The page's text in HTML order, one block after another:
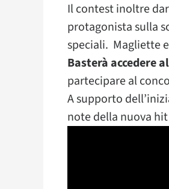
Il contest inoltre
protagonista sulla
speciali. Magliette
Basterà accedere
partecipare al
A supporto
note della nuova